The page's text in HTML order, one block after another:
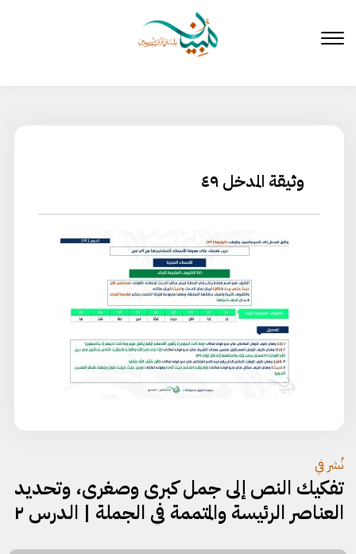
المحتوى
وثيقة المدخل ٤٩
تصفّح
المقالات
نُشر في
تفكيك النص إلى جمل كبرى وصغرى، وتحديد
العناصر الرئيسة والمتممة في الجملة | الدرس ٢